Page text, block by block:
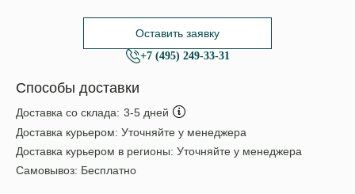
Оставить заявку
+7 (495) 249-33-31
Способы доставки
Доставка со склада: 3-5 дней
Доставка курьером: Уточняйте у менеджера
Доставка курьером в регионы: Уточняйте у менеджера
Самовывоз: Бесплатно